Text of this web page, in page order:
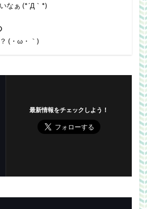
なぁ (*´Д｀*)
(・ω・｀)
最新情報をチェックしよう！